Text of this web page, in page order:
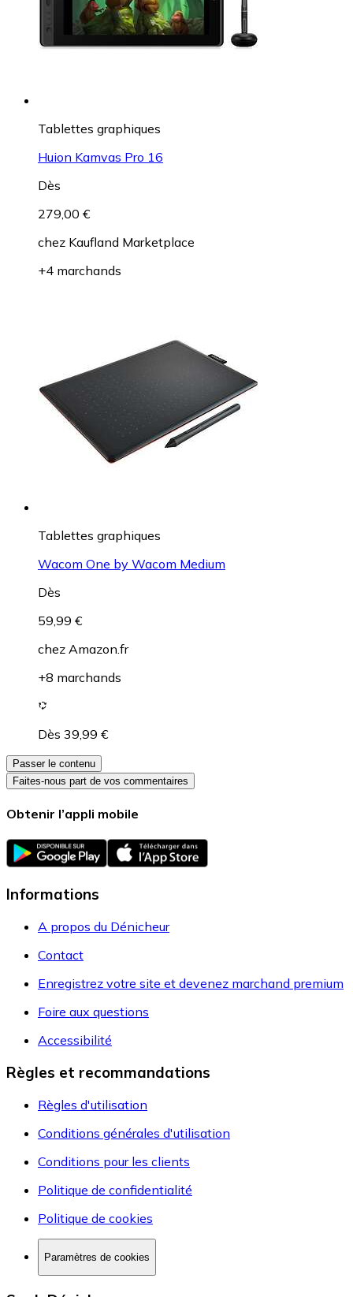
Tablettes graphiques
Huion Kamvas Pro 16
Dès
279,00 €
chez Kaufland Marketplace
+4 marchands
Tablettes graphiques
Wacom One by Wacom Medium
Dès
59,99 €
chez Amazon.fr
+8 marchands
Dès 39,99 €
Passer le contenu
Faites-nous part de vos commentaires
Obtenir l’appli mobile
Informations
A propos du Dénicheur
Contact
Enregistrez votre site et devenez marchand premium
Foire aux questions
Accessibilité
Règles et recommandations
Règles d'utilisation
Conditions générales d'utilisation
Conditions pour les clients
Politique de confidentialité
Politique de cookies
Paramètres de cookies